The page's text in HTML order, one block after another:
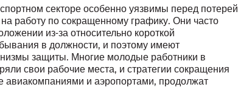
секторе особенно уязвимы перед потерей
работу по сокращенному графику. Они часто
из-за относительно короткой
в должности, и поэтому имеют
защиты. Многие молодые работники в
свои рабочие места, и стратегии сокращения
авиакомпаниями и аэропортами, продолжат